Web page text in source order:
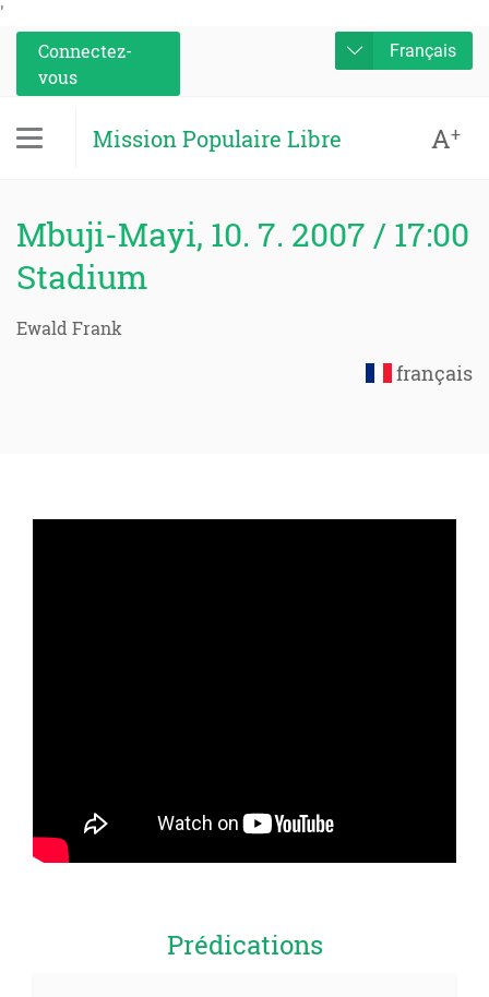
'
Connectez-
vous
Français
Mission Populaire Libre A+
Mbuji-Mayi, 10. 7. 2007 / 17:00
Stadium
Ewald Frank
français
Prédications